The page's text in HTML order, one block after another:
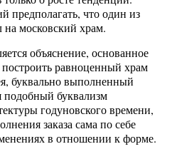
предполагать, что один из
на московский храм.
объяснение, основанное
равноценный храм
буквально выполненный
подобный буквализм
годуновского времени,
заказа сама по себе
в отношении к форме.